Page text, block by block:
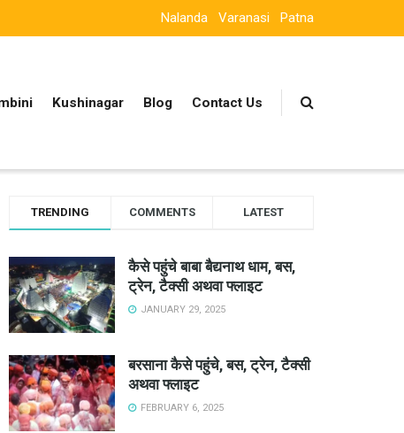
Nalanda Varanasi Patna
Kushinagar Blog Contact Us
TRENDING COMMENTS LATEST
कैसे पहुंचे बाबा बैद्यनाथ धाम, बस,
ट्रेन, टैक्सी अथवा फ्लाइट
JANUARY 29, 2025
बरसाना कैसे पहुंचे, बस, ट्रेन, टैक्सी
अथवा फ्लाइट
FEBRUARY 6, 2025